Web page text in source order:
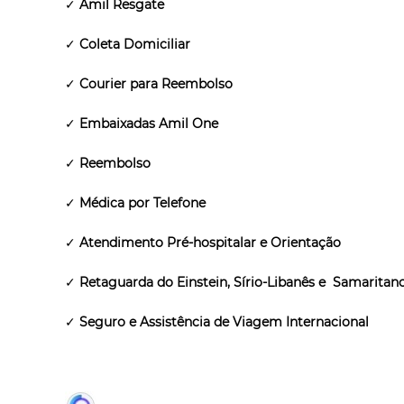
✓Amil Resgate
✓Coleta Domiciliar
✓Courier para Reembolso
✓ Embaixadas Amil One
✓ Reembolso
✓ Médica por Telefone
✓Atendimento Pré-hospitalar e Orientação
✓ Retaguarda do Einstein, Sírio-Libanês e
✓Seguro e Assistência de Viagem Internacional